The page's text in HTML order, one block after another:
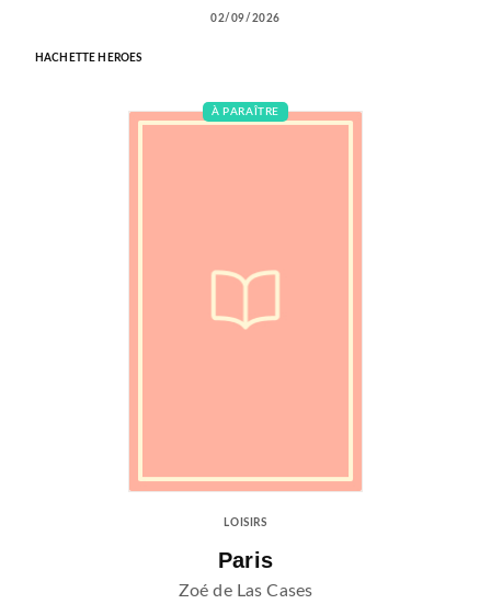
02/09/2026
HACHETTE HEROES
À PARAÎTRE
LOISIRS
Paris
Zoé de Las Cases